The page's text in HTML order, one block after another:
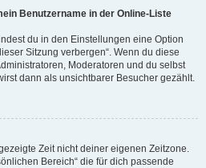
Benutzername in der Online-Liste
du in den Einstellungen eine Option
Sitzung verbergen“. Wenn du diese
Moderatoren und du selbst
dann als unsichtbarer Besucher gezählt.
Zeit nicht deiner eigenen Zeitzone.
Bereich“ die für dich passende